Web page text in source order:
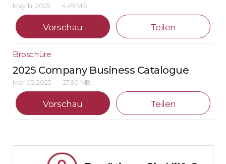
May 14, 2025 4.49 MB
Vorschau Teilen
Broschüre
2025 Company Business Catalogue
Mar 05, 2025 27.90 MB
Vorschau Teilen